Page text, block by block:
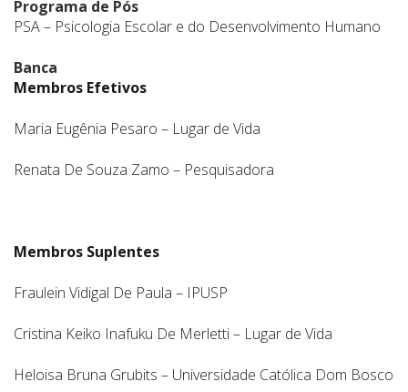
Programa de Pós
PSA – Psicologia Escolar e do Desenvolvimento Humano
Banca
Membros Efetivos
Maria Eugênia Pesaro – Lugar de Vida
Renata De Souza Zamo – Pesquisadora
Membros Suplentes
Fraulein Vidigal De Paula – IPUSP
Cristina Keiko Inafuku De Merletti – Lugar de Vida
Heloisa Bruna Grubits – Universidade Católica Dom Bosco